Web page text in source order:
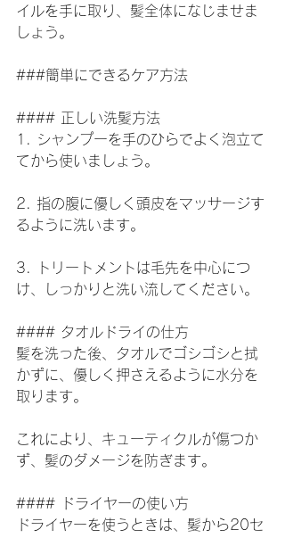
イルを手に取り、髪全体になじませま
しょう。
###簡単にできるケア方法
#### 正しい洗髪方法
1. シャンプーを手のひらでよく泡立て
てから使いましょう。
2. 指の腹に優しく頭皮をマッサージす
るように洗います。
3. トリートメントは毛先を中心につ
け、しっかりと洗い流してください。
#### タオルドライの仕方
髪を洗った後、タオルでゴシゴシと拭
かずに、優しく押さえるように水分を
取ります。
これにより、キューティクルが傷つか
ず、髪のダメージを防ぎます。
#### ドライヤーの使い方
ドライヤーを使うときは、髪から20セ